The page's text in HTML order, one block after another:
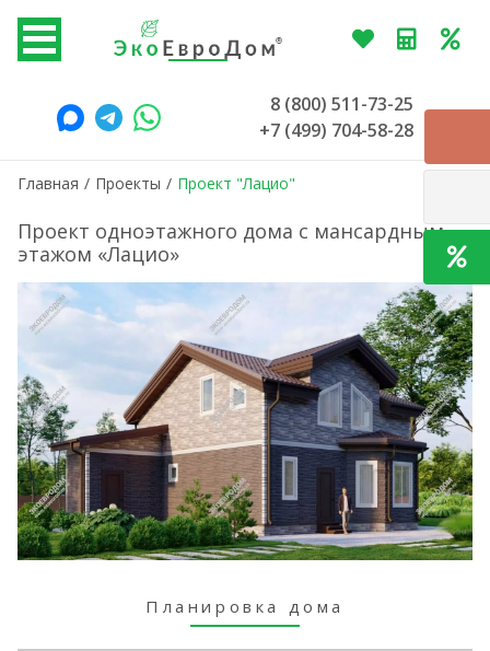
8 (800) 511-73-25
+7 (499) 704-58-28
Главная / Проекты / Проект "Лацио"
Проект одноэтажного дома с мансардным
этажом «Лацио»
Планировка дома